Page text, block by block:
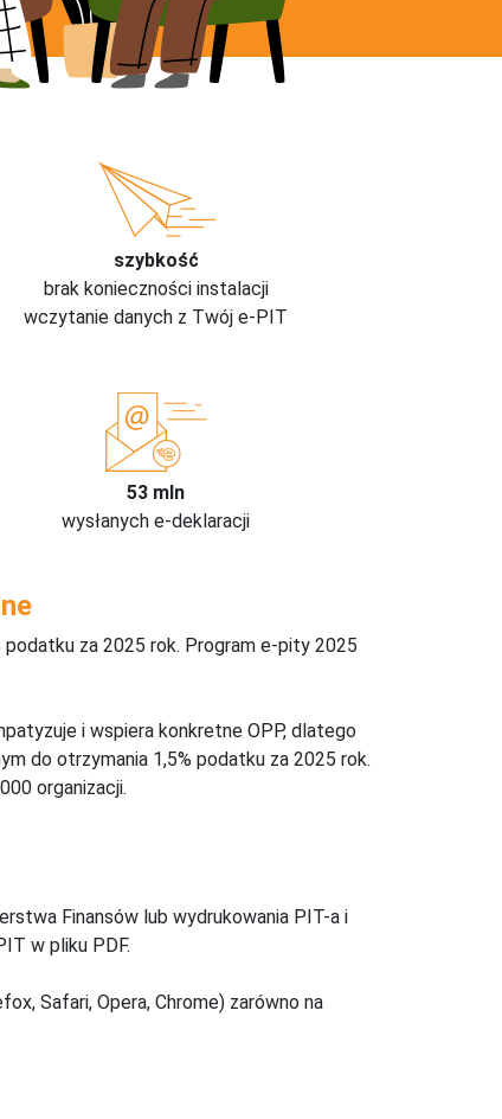
szybkość
brak konieczności instalacji
wczytanie danych z Twój e-PIT
53 mln
wysłanych e-deklaracji
za 2025 rok. Program e-pity 2025
i wspiera konkretne OPP, dlatego
do otrzymania 1,5% podatku za 2025 rok.
organizacji.
Finansów lub wydrukowania PIT-a i
w pliku PDF.
Safari, Opera, Chrome) zarówno na